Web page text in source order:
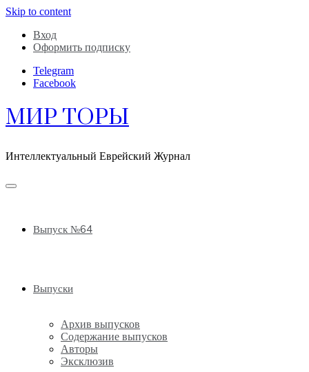
Skip to content
Вход
Оформить подписку
Telegram
Facebook
МИР ТОРЫ
Интеллектуальный Еврейский Журнал
Выпуск №64
Выпуски
Архив выпусков
Содержание выпусков
Авторы
Эксклюзив